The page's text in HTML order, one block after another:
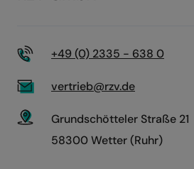
+49 (0) 2335 - 638 0
vertrieb@rzv.de
Grundschötteler Straße 21
58300 Wetter (Ruhr)